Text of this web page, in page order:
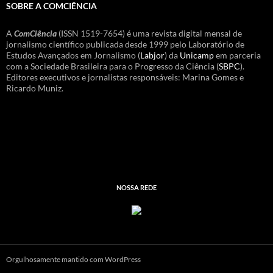
SOBRE A COMCIÊNCIA
A ComCiência (ISSN 1519-7654) é uma revista digital mensal de
jornalismo científico publicada desde 1999 pelo Laboratório de
Estudos Avançados em Jornalismo (Labjor) da Unicampem parceria
com a Sociedade Brasileira para o Progresso da Ciência (SBPC).
Editores executivos e jornalistas responsáveis: Marina Gomes e
Ricardo Muniz.
NOSSA REDE
Orgulhosamente mantido com WordPress